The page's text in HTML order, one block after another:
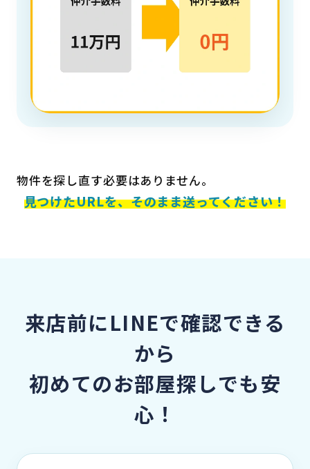
物件を探し直す必要はありません。
見つけたURLを、そのまま送ってください！
来店前にLINEで確認できる
から
初めてのお部屋探しでも安
心！